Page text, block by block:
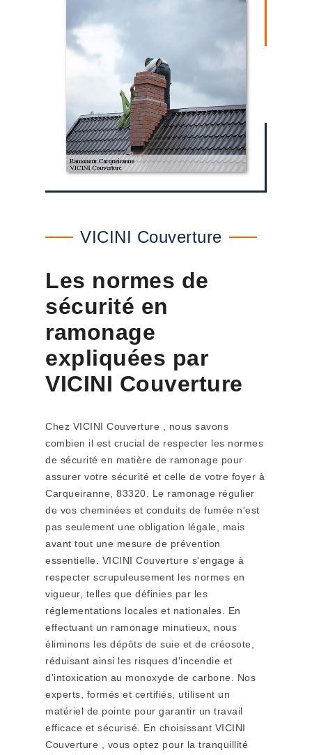
VICINI Couverture
Les normes de
sécurité en
ramonage
expliquées par
VICINI Couverture
Chez VICINI Couverture , nous savons
combien il est crucial de respecter les normes
de sécurité en matière de ramonage pour
assurer votre sécurité et celle de votre foyer à
Carqueiranne, 83320. Le ramonage régulier
de vos cheminées et conduits de fumée n'est
pas seulement une obligation légale, mais
avant tout une mesure de prévention
essentielle. VICINI Couverture s'engage à
respecter scrupuleusement les normes en
vigueur, telles que définies par les
réglementations locales et nationales. En
effectuant un ramonage minutieux, nous
éliminons les dépôts de suie et de créosote,
réduisant ainsi les risques d'incendie et
d'intoxication au monoxyde de carbone. Nos
experts, formés et certifiés, utilisent un
matériel de pointe pour garantir un travail
efficace et sécurisé. En choisissant VICINI
Couverture , vous optez pour la tranquillité